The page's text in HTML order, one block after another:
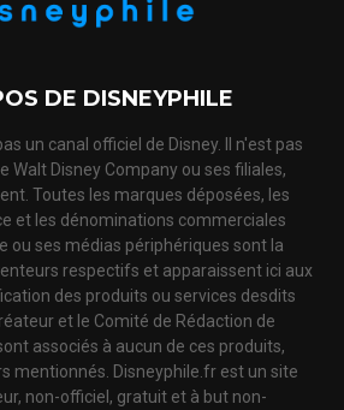
DE DISNEYPHILE
un canal officiel de Disney. Il n'est pas
Walt Disney Company ou ses filiales,
Toutes les marques déposées, les
et les dénominations commerciales
ou ses médias périphériques sont la
respectifs et apparaissent ici aux
des produits ou services desdits
et le Comité de Rédaction de
associés à aucun de ces produits,
mentionnés. Disneyphile.fr est un site
non-officiel, gratuit et à but non-